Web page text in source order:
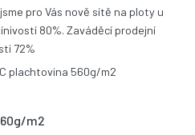
pro Vás nově sítě na ploty u
80%. Zaváděcí prodejní
72%
m2